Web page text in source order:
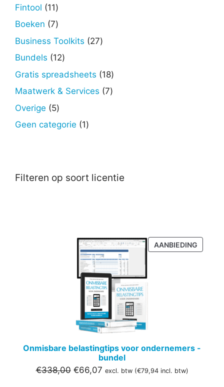
Fintool 1111
producten
Boeken 77
producten
Business Toolkits 2727
Bundels 1212
producten
Gratis spreadsheets 1818
producten
Maatwerk & Services 77
Overige 55
producten
Geen categorie 11
Filteren op soort licentie
AANBIEDING
IN
Onmisbare belastingtips voor ondernemers -
bundel
€338,00 Oorspronkelijke
€66,07Huidige
excl. btw (€79,94incl. btw)